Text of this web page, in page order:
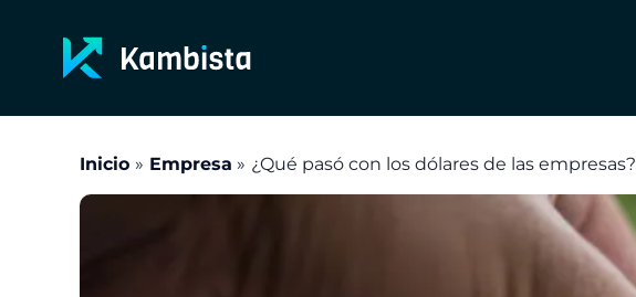
contenido
Inicio Empresa ¿Qué pasó con los dólares de las empresas?